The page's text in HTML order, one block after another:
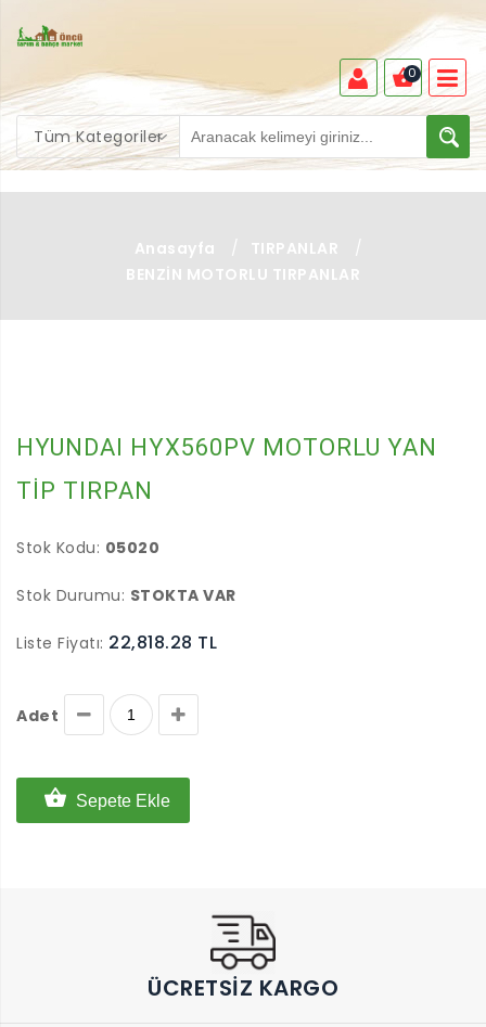
Tüm Kategoriler
0
Anasayfa / TIRPANLAR
/
BENZİN MOTORLU TIRPANLAR
HYUNDAI HYX560PV MOTORLU YAN
TİP TIRPAN
Stok Kodu: 05020
Stok Durumu: STOKTA VAR
Liste Fiyatı: 22,818.28 TL
Adet
Sepete Ekle
ÜCRETSIZ KARGO